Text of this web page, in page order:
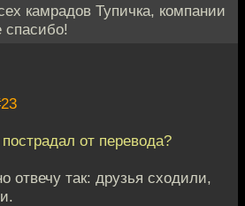
камрадов Тупичка, компании
спасибо!
от перевода?
так: друзья сходили,